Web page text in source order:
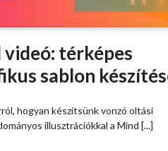
térképes
sablon
hogyan készítsünk vonzó oltási
illusztrációkkal a Mind [...]